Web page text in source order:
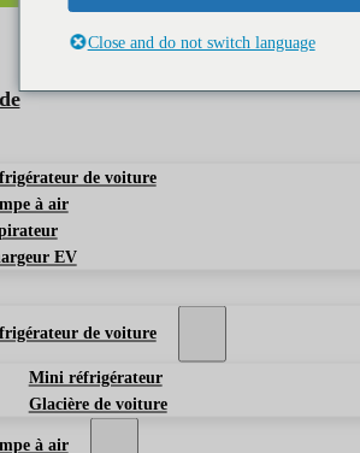
de voiture
à air
EV
de voiture
Mini réfrigérateur
Glacière de voiture
à air
Close and do not switch language